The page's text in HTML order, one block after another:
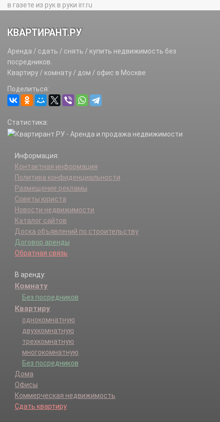
в газете из рук в руки irr.ru
КВАРТИРАНТ.РУ
Аренда / сдать / снять / купить недвижимость без
посредников.
Квартиру / комнату / дом / офис в Москве
Поделиться:
Статистика:
Информация:
Контактная информация
Политика конфиденциальности
Размещение рекламы
Советы юриста
Новости недвижимости
Каталог сайтов
Доска объявлений по строительству
Договор аренды
Обратная связь
В аренду:
Комнату
Без посредников
Квартиру
однокомнатную
двухкомнатную
трехкомнатную
многокомнатную
Без посредников
Дома
Офисы
Коммерческая недвижимость
Сдать квартиру